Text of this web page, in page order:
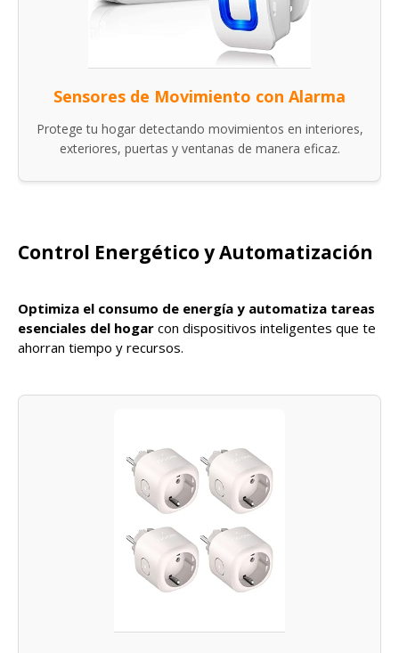
Sensores de Movimiento con Alarma
Protege tu hogar detectando movimientos en interiores,
exteriores, puertas y ventanas de manera eficaz.
Control Energético y Automatización
Optimiza el consumo de energía y automatiza tareas
esenciales del hogar con dispositivos inteligentes que te
ahorran tiempo y recursos.